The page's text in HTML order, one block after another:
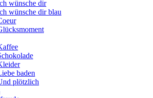
wünsche dir
wünsche dir blau
baden
plötzlich